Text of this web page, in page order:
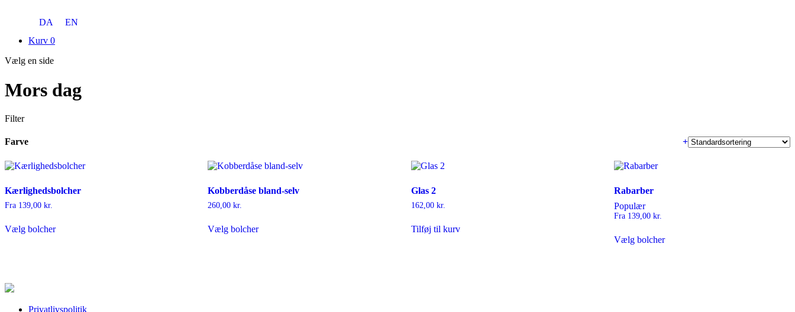
DA
EN
Kurv 0
Vælg en side
Mors dag
Filter
Farve +
Kærlighedsbolcher
Fra 139,00 kr.
Vælg bolchervare
Kobberdåse bland-selv
260,00kr.
Vælg bolcher
Glas 2
162,00 kr.
Tilføj til kurv
Rabarber
Populær
Fra 139,00 kr.
Vælg bolchervare
Privatlivspolitik